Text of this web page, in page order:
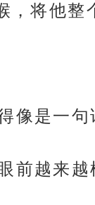
将他整
像是一
前越来